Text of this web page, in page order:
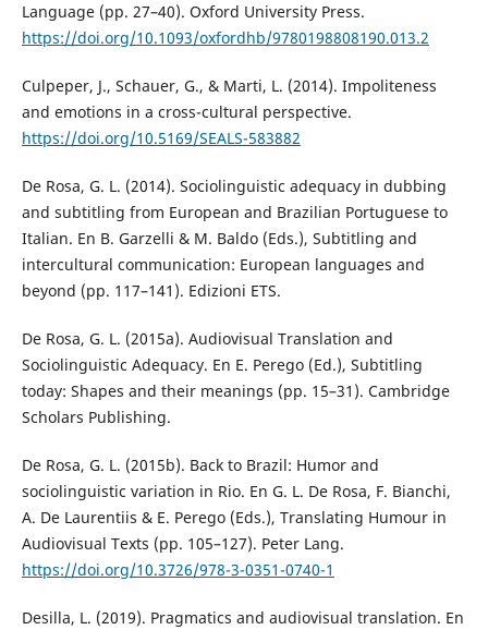
Language (pp. 27–40). Oxford University Press.
https://doi.org/10.1093/oxfordhb/9780198808190.013.2
Culpeper, J., Schauer, G., & Marti, L. (2014). Impoliteness
and emotions in a cross-cultural perspective.
https://doi.org/10.5169/SEALS-583882
De Rosa, G. L. (2014). Sociolinguistic adequacy in dubbing
and subtitling from European and Brazilian Portuguese to
Italian. En B. Garzelli & M. Baldo (Eds.), Subtitling and
intercultural communication: European languages and
beyond (pp. 117–141). Edizioni ETS.
De Rosa, G. L. (2015a). Audiovisual Translation and
Sociolinguistic Adequacy. En E. Perego (Ed.), Subtitling
today: Shapes and their meanings (pp. 15–31). Cambridge
Scholars Publishing.
De Rosa, G. L. (2015b). Back to Brazil: Humor and
sociolinguistic variation in Rio. En G. L. De Rosa, F. Bianchi,
A. De Laurentiis & E. Perego (Eds.), Translating Humour in
Audiovisual Texts (pp. 105–127). Peter Lang.
https://doi.org/10.3726/978-3-0351-0740-1
Desilla, L. (2019). Pragmatics and audiovisual translation. En